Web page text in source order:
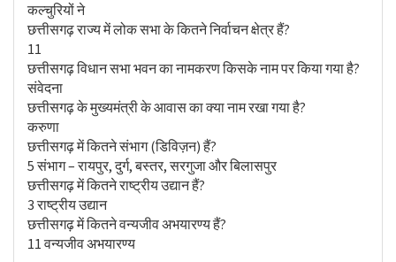
कल्चुरियों ने
छत्तीसगढ़ राज्य में लोक सभा के कितने निर्वाचन क्षेत्र हैं?
11
छत्तीसगढ़ विधान सभा भवन का नामकरण किसके नाम पर किया गया है?
संवेदना
छत्तीसगढ़ के मुख्यमंत्री के आवास का क्या नाम रखा गया है?
करुणा
छत्तीसगढ़ में कितने संभाग (डिविज़न) हैं?
5 संभाग – रायपुर, दुर्ग, बस्तर, सरगुजा और बिलासपुर
छत्तीसगढ़ में कितने राष्ट्रीय उद्यान हैं?
3 राष्ट्रीय उद्यान
छत्तीसगढ़ में कितने वन्यजीव अभयारण्य हैं?
11 वन्यजीव अभयारण्य